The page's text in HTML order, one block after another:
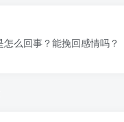
么回事？能挽回感情吗？